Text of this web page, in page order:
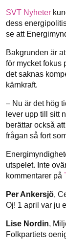
SVT Nyheter
dess
se att
Bakgrunden är
för mycket fokus
det saknas
kärnkraft.
– Nu är det hög
lever upp till sitt
berättar också
frågan så fort
utspelet. Inte
kommentarer på
Per Ankersjö,
Oj! 1 april var ju
Lise Nordin,
Folkpartiets